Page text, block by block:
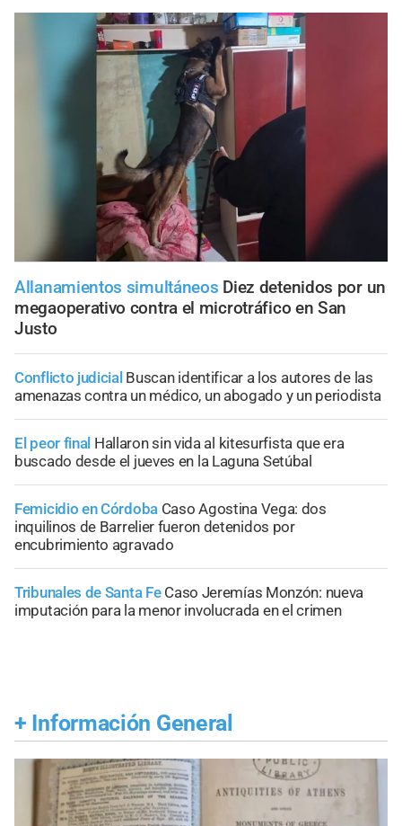
Allanamientos simultáneos Diez detenidos por un
megaoperativo contra el microtráfico en San
Justo
Conflicto judicial Buscan identificar a los autores de las
amenazas contra un médico, un abogado y un periodista
El peor final Hallaron sin vida al kitesurfista que era
buscado desde el jueves en la Laguna Setúbal
Femicidio en Córdoba Caso Agostina Vega: dos
inquilinos de Barrelier fueron detenidos por
encubrimiento agravado
Tribunales de Santa Fe Caso Jeremías Monzón: nueva
imputación para la menor involucrada en el crimen
+ Información General